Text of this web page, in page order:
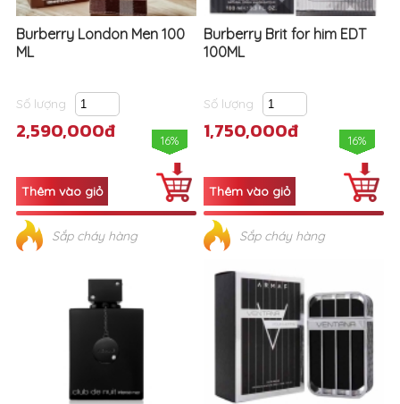
Burberry London Men 100
ML
Số lượng
2,590,000đ 16%
Sắp cháy hàng
Burberry Brit for him EDT
100ML
Số lượng
1,750,000đ 16%
Sắp cháy hàng